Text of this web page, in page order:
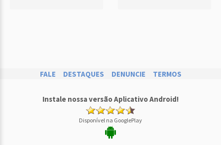
FALE DESTAQUES DENUNCIE TERMOS
Instale nossa versão Aplicativo Android!
Disponível na GooglePlay